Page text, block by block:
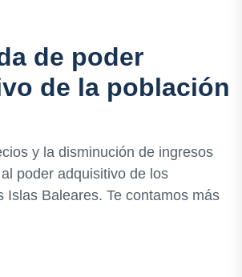
de poder
de la población
y la disminución de ingresos
poder adquisitivo de los
Islas Baleares. Te contamos más